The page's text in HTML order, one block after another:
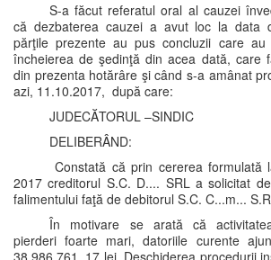
S-a făcut referatul oral al cauzei
că dezbaterea cauzei a avut loc la data
părţile prezente au pus concluzii care
încheierea de şedinţă din acea dată, care
din prezenta hotărâre şi când s-a amânat
azi, 11.10.2017, după care:
JUDECĂTORUL –SINDIC
DELIBERÂND:
Constată că prin cererea
2017 creditorul S.C. D.... SRL a solicitat
falimentului faţă de debitorul S.C. C...m...
În motivare se arată că
pierderi foarte mari, datoriile curente
38.986.761, 17 lei. Deschiderea procedurii